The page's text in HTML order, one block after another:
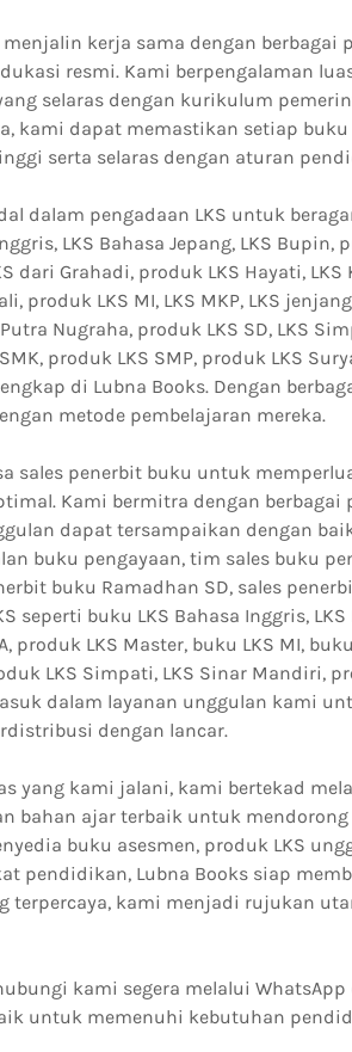
kerja sama dengan berbagai
resmi. Kami berpengalaman
selaras dengan kurikulum
kami dapat memastikan setiap
serta selaras dengan aturan
dalam pengadaan LKS untuk
LKS Bahasa Jepang, LKS Bupin,
dari Grahadi, produk LKS Hayati, LKS
produk LKS MI, LKS MKP, LKS
Nugraha, produk LKS SD, LKS
produk LKS SMP, produk LKS
di Lubna Books. Dengan
metode pembelajaran mereka.
sales penerbit buku untuk
Kami bermitra dengan berbagai
dapat tersampaikan dengan
buku pengayaan, tim sales buku
buku Ramadhan SD, sales
seperti buku LKS Bahasa Inggris, LKS
produk LKS Master, buku LKS MI,
LKS Simpati, LKS Sinar Mandiri,
dalam layanan unggulan kami
dengan lancar.
yang kami jalani, kami bertekad
bahan ajar terbaik untuk
buku asesmen, produk LKS
pendidikan, Lubna Books siap
kami menjadi rujukan
kami segera melalui WhatsApp
untuk memenuhi kebutuhan